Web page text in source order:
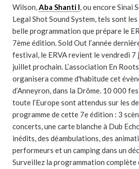
Wilson,Aba Shanti I, ou encore Sinai
Legal Shot Sound System, tels sont
belle programmation que prépare le
7ème édition. Sold Out l’année
festival, le ERVA revient le vendredi 7
juillet prochain. L’association En
organisera comme d'habitude cet
d’Anneyron, dans la Drôme. 10 000
toute l’Europe sont attendus sur les
programme de cette 7e édition : 3
concerts, une carte blanche à Dub
inédits, des déambulations, des
performeurs et un camping dans un
Surveillez la programmation complète